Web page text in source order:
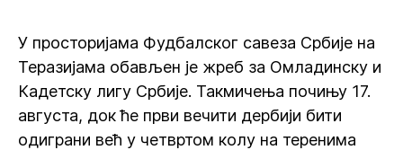
У просторијама Фудбалског савеза Србије на
Теразијама обављен је жреб за Омладинску и
Кадетску лигу Србије. Такмичења почињу 17.
августа, док ће први вечити дербији бити
одиграни већ у четвртом колу на теренима